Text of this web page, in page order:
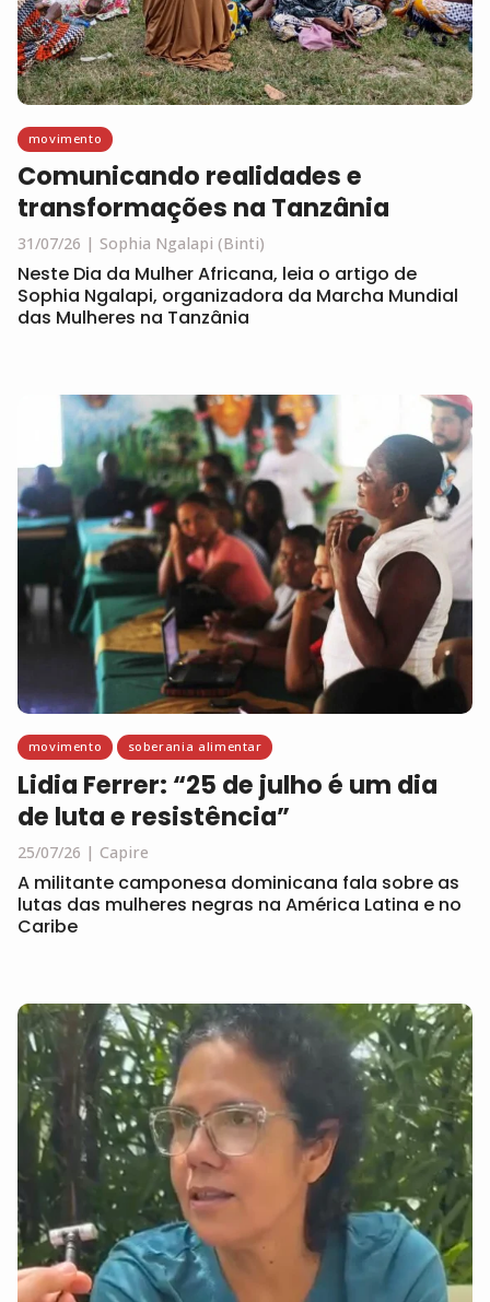
movimento
Comunicando realidades e
transformações na Tanzânia
31/07/26 Sophia Ngalapi (Binti)
Neste Dia da Mulher Africana, leia o artigo de
Sophia Ngalapi, organizadora da Marcha Mundial
das Mulheres na Tanzânia
movimento soberania alimentar
Lidia Ferrer: “25 de julho é um dia
de luta e resistência”
25/07/26 Capire
A militante camponesa dominicana fala sobre as
lutas das mulheres negras na América Latina e no
Caribe